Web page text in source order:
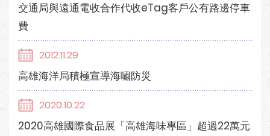
交通局與遠通電收合作代收eTag客戶公有路邊停車
費
2012.11.29
高雄海洋局積極宣導海嘯防災
2020.10.22
2020高雄國際食品展「高雄海味專區」超過22萬元